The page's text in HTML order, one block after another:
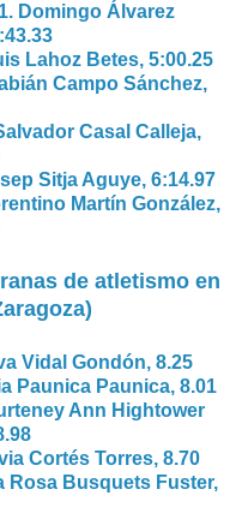
Domingo Álvarez
Lahoz Betes, 5:00.25
Campo Sánchez,
Casal Calleja,
Sitja Aguye, 6:14.97
Martín González,
de atletismo en
Vidal Gondón, 8.25
Paunica Paunica, 8.01
Ann Hightower
Cortés Torres, 8.70
Rosa Busquets Fuster,